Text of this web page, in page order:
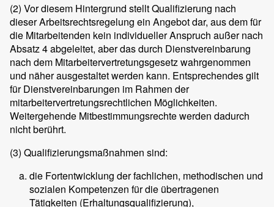
(2) Vor diesem Hintergrund stellt Qualifizierung nach
dieser Arbeitsrechtsregelung ein Angebot dar, aus dem für
die Mitarbeitenden kein individueller Anspruch außer nach
Absatz 4 abgeleitet, aber das durch Dienstvereinbarung
nach dem Mitarbeitervertretungsgesetz wahrgenommen
und näher ausgestaltet werden kann. Entsprechendes gilt
für Dienstvereinbarungen im Rahmen der
mitarbeitervertretungsrechtlichen Möglichkeiten.
Weitergehende Mitbestimmungsrechte werden dadurch
nicht berührt.
(3) Qualifizierungsmaßnahmen sind:
die Fortentwicklung der fachlichen, methodischen und
sozialen Kompetenzen für die übertragenen
Tätigkeiten (Erhaltungsqualifizierung),